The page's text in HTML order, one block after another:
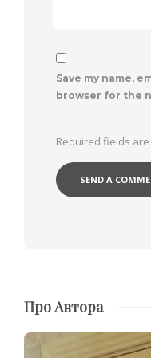
Save my name,
browser for the
Required fields
Про Автора